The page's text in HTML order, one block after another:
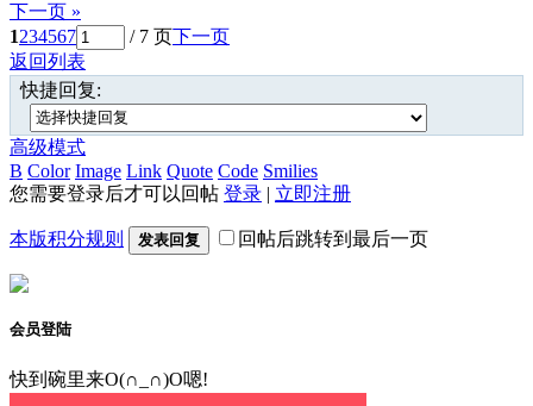
下一页 »
1234567 / 7 页下一页
返回列表
快捷回复:
高级模式
B Color Image Link Quote Code Smilies
您需要登录后才可以回帖 登录 | 立即注册
本版积分规则 发表回复 回帖后跳转到最后一页
会员登陆
快到碗里来O(∩_∩)O嗯!